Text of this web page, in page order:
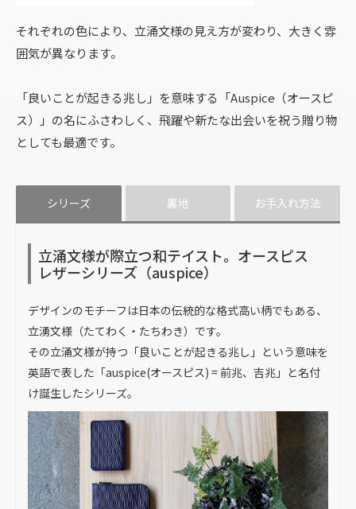
それぞれの色により、立涌文様の見え方が変わり、大きく雰
囲気が異なります。
「良いことが起きる兆し」を意味する「Auspice（オースピ
ス）」の名にふさわしく、飛躍や新たな出会いを祝う贈り物
としても最適です。
シリーズ
立涌文様が際立つ和テイスト。オースピス
レザーシリーズ（auspice）
デザインのモチーフは日本の伝統的な格式高い柄でもある、
立湧文様（たてわく・たちわき）です。
その立涌文様が持つ「良いことが起きる兆し」という意味を
英語で表した「auspice(オースピス) = 前兆、吉兆」と名付
け誕生したシリーズ。
裏地 お手入れ方法